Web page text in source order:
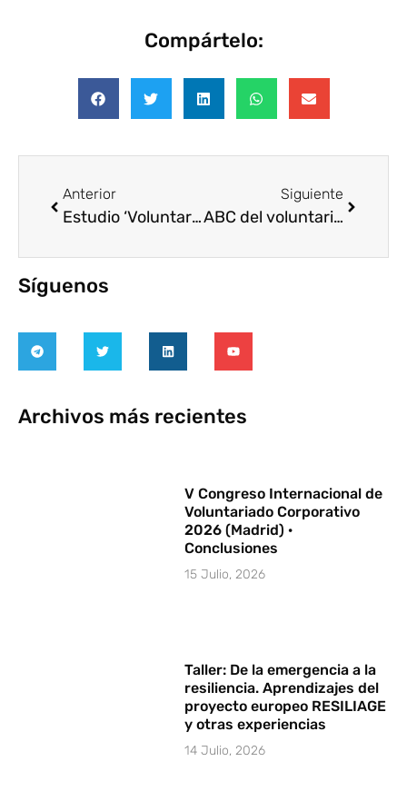
Compártelo:
Anterior
Estudio ‘Voluntariado Corporativo en Europa y Voluntariado Corporativo en Ayuda Humanitaria’
Siguiente
ABC del voluntariado para mejorar la gestión de las ONG
Síguenos
Archivos más recientes
V Congreso Internacional de
Voluntariado Corporativo
2026 (Madrid) ·
Conclusiones
15 Julio, 2026
Taller: De la emergencia a la
resiliencia. Aprendizajes del
proyecto europeo RESILIAGE
y otras experiencias
14 Julio, 2026